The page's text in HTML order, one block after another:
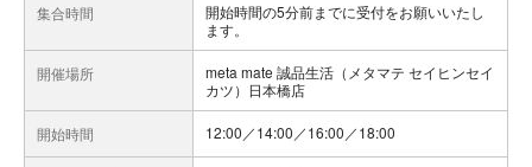
集合時間
開始時間の5分前までに受付をお願いいたし
ます。
開催場所
meta mate 誠品生活（メタマテ セイヒンセイ
カツ）日本橋店
開始時間 12:00／14:00／16:00／18:00